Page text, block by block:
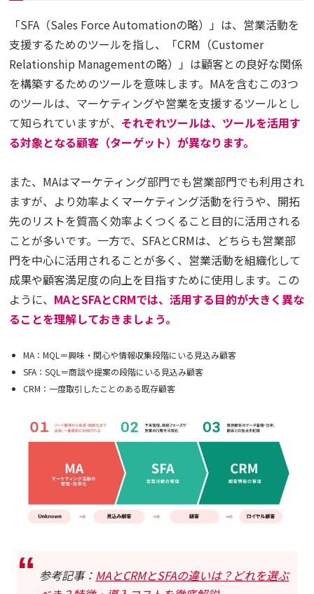
「SFA（Sales Force Automationの略）」は、営業活動を
支援するためのツールを指し、「CRM（​​Customer
Relationship Managementの略）」は顧客との良好な関係
を構築するためのツールを意味します。MAを含むこの3つ
のツールは、マーケティングや営業を支援するツールとし
て知られていますが、 それぞれツールは、ツールを活用す
る対象となる顧客（ターゲット）が異なります。
また、MAはマーケティング部門でも営業部門でも利用され
ますが、より効率よくマーケティング活動を行うや、開拓
先のリストを質高く効率よくつくること目的に活用される
ことが多いです。一方で、SFAとCRMは、どちらも営業部
門を中心に活用されることが多く、営業活動を組織化して
成果や顧客満足度の向上を目指すために使用します。この
ように、 MAとSFAとCRMでは、活用する目的が大きく異な
ることを理解しておきましょう。
MA：MQL＝興味・関心や情報収集段階にいる見込み顧客
SFA：SQL＝商談や提案の段階にいる見込み顧客
CRM：一度取引したことのある既存顧客
参考記事： MAとCRMとSFAの違いは？どれを選ぶ